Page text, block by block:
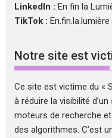
LinkedIn : En fin la
TikTok : En.fin.la.lumière
Notre site est
Ce site est victime du «
à réduire la visibilité
moteurs de recherche
des algorithmes. C’est